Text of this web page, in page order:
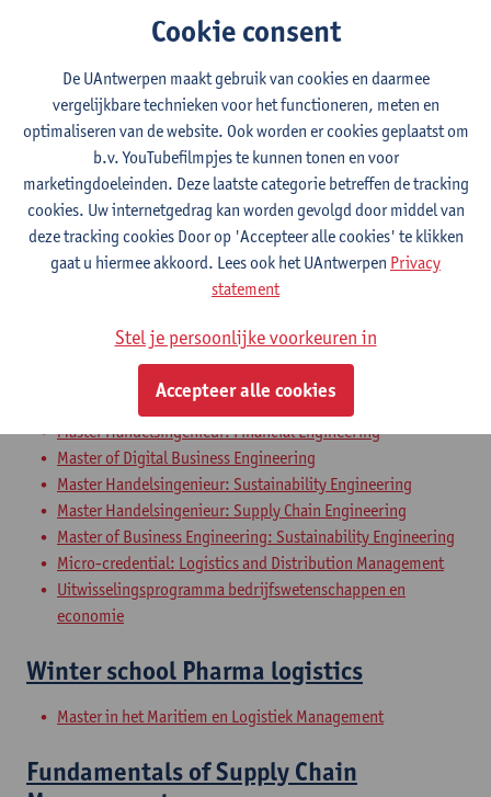
Bachelorproef Bedrijfskunde -
Transporteconomie en logistiek
Bachelor in de toegepaste economische wetenschappen:
bedrijfskunde
Bachelor in de toegepaste economische wetenschappen:
economisch beleid
Bachelor in de toegepaste economische wetenschappen
Logistics and distribution management
Master in de Toegepaste Economische Wetenschappen:
Bedrijfskunde
Master in het Maritiem en Logistiek Management
Educatieve Master in de Economie: Bedrijfskunde
Master of Business Economics
Master Handelsingenieur: Financial Engineering
Master of Digital Business Engineering
Master Handelsingenieur: Sustainability Engineering
Master Handelsingenieur: Supply Chain Engineering
Master of Business Engineering: Sustainability Engineering
Micro-credential: Logistics and Distribution Management
Uitwisselingsprogramma bedrijfswetenschappen en
economie
Winter school Pharma logistics
Master in het Maritiem en Logistiek Management
Fundamentals of Supply Chain
Cookie consent
De UAntwerpen maakt gebruik van cookies en daarmee
vergelijkbare technieken voor het functioneren, meten en
optimaliseren van de website. Ook worden er cookies geplaatst om
b.v. YouTubefilmpjes te kunnen tonen en voor
marketingdoeleinden. Deze laatste categorie betreffen de tracking
cookies. Uw internetgedrag kan worden gevolgd door middel van
deze tracking cookies Door op 'Accepteer alle cookies' te klikken
gaat u hiermee akkoord. Lees ook het UAntwerpen Privacy
statement
Stel je persoonlijke voorkeuren in
Accepteer alle cookies